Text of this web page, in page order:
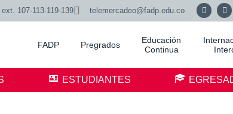
107-113-119-139 telemercadeo@fadp.edu.co
FADP Pregrados
Educación
Continua
ESTUDIANTES